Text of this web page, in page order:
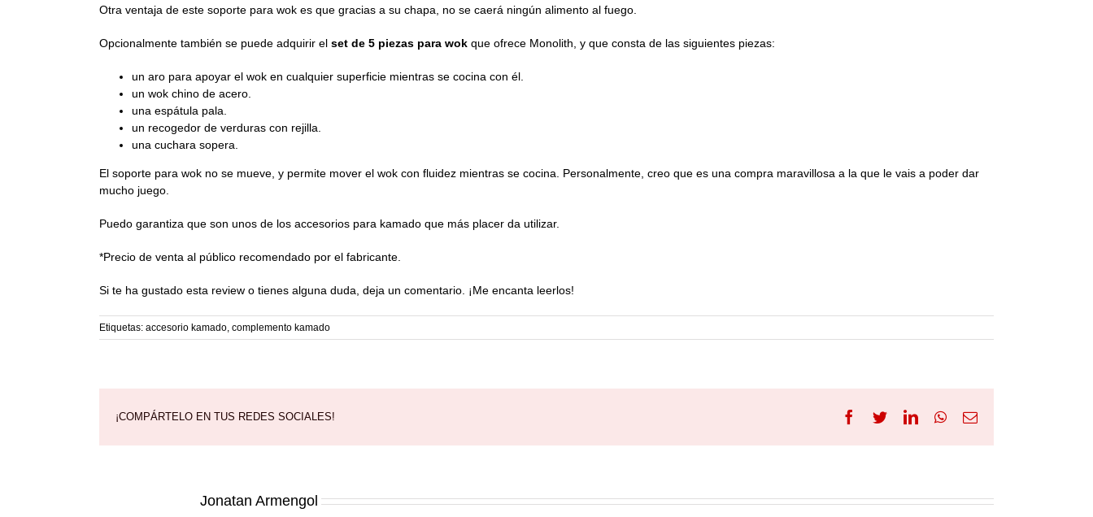
Otra ventaja de este soporte para wok es que gracias a su chapa, no se caerá ningún alimento al fuego.
Opcionalmente también se puede adquirir el set de 5 piezas para wok que ofrece Monolith, y que consta de las siguientes piezas:
un aro para apoyar el wok en cualquier superficie mientras se cocina con él.
un wok chino de acero.
una espátula pala.
un recogedor de verduras con rejilla.
una cuchara sopera.
El soporte para wok no se mueve, y permite mover el wok con fluidez mientras se cocina. Personalmente, creo que es una compra maravillosa a la que le vais a poder dar
mucho juego.
Puedo garantiza que son unos de los accesorios para kamado que más placer da utilizar.
*Precio de venta al público recomendado por el fabricante.
Si te ha gustado esta review o tienes alguna duda, deja un comentario. ¡Me encanta leerlos!
Etiquetas: accesorio kamado complemento kamado
¡COMPÁRTELO EN TUS REDES SOCIALES! Facebook
TwitterLinkedInWhatsApp
Correo
Jonatan Armengol